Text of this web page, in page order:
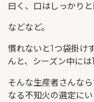
曰く、口はしっかり
などなど。
慣れないと1つ袋掛け
んと、シーズン中に
そんな生産者さんな
なる不知火の選定にい